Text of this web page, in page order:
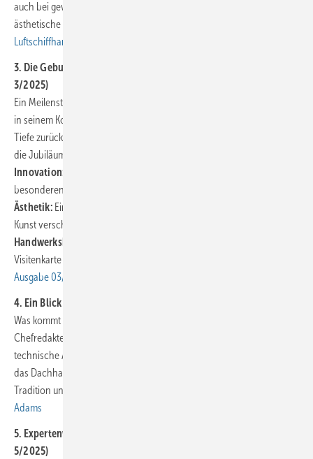
auch bei gewaltigen Dimensionen technische Präzision und
ästhetische Leichtigkeit vereinen können. 👉
Luftschiffhangar Mülheim
3. Die Geburtstagsausgabe: 40 Jahre BAUMETALL (Ausgabe
3/2025)
Ein Meilenstein, der Geschichte schreibt. Verleger Robert Reisch blickt
in seinem Kommentar auf vier Jahrzehnte Kontinuität und inhaltliche
Tiefe zurück. 👉
die Jubiläumsausgabe bot noch mehr:
Innovation:
besonderen Art.
Ästhetik:Eine Reportage über das Burda-Haus, in der Architektur und
Kunst verschmelzen.
Handwerkskunst:
Visitenkarte des Hauses wird. 👉
Ausgabe 03/2025
4. Ein Blick in die Zukunft: Roboforming (Ausgabe 4/2025)
Was kommt nach der klassischen Kantbank? BAUMETALL-
Chefredakteur Andreas Buck wagt eine philosophische und
technische Analyse der Metallbearbeitung von morgen. Sein Fazit: Auf
das Dachhandwerk wartet ein faszinierendes Abenteuer zwischen
Tradition und High-Tech. 👉
Adams
5. Expertenwissen: Die verflixte Sache mit der Dehnung (Ausgabe
5/2025)